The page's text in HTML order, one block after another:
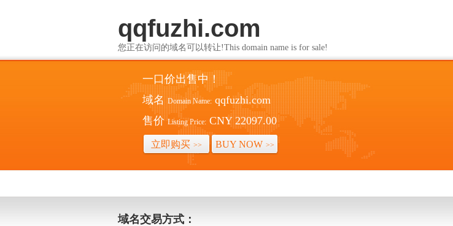
qqfuzhi.com
您正在访问的域名可以转让!This domain name is for sale!
一口价出售中！
域名 Domain Name: qqfuzhi.com
售价 Listing Price: CNY 22097.00
立即购买 >> BUY NOW >>
域名交易方式：